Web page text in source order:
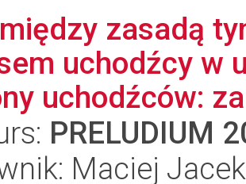
zasadą
uchodźcy w
uchodźców:
PRELUDIUM
Maciej